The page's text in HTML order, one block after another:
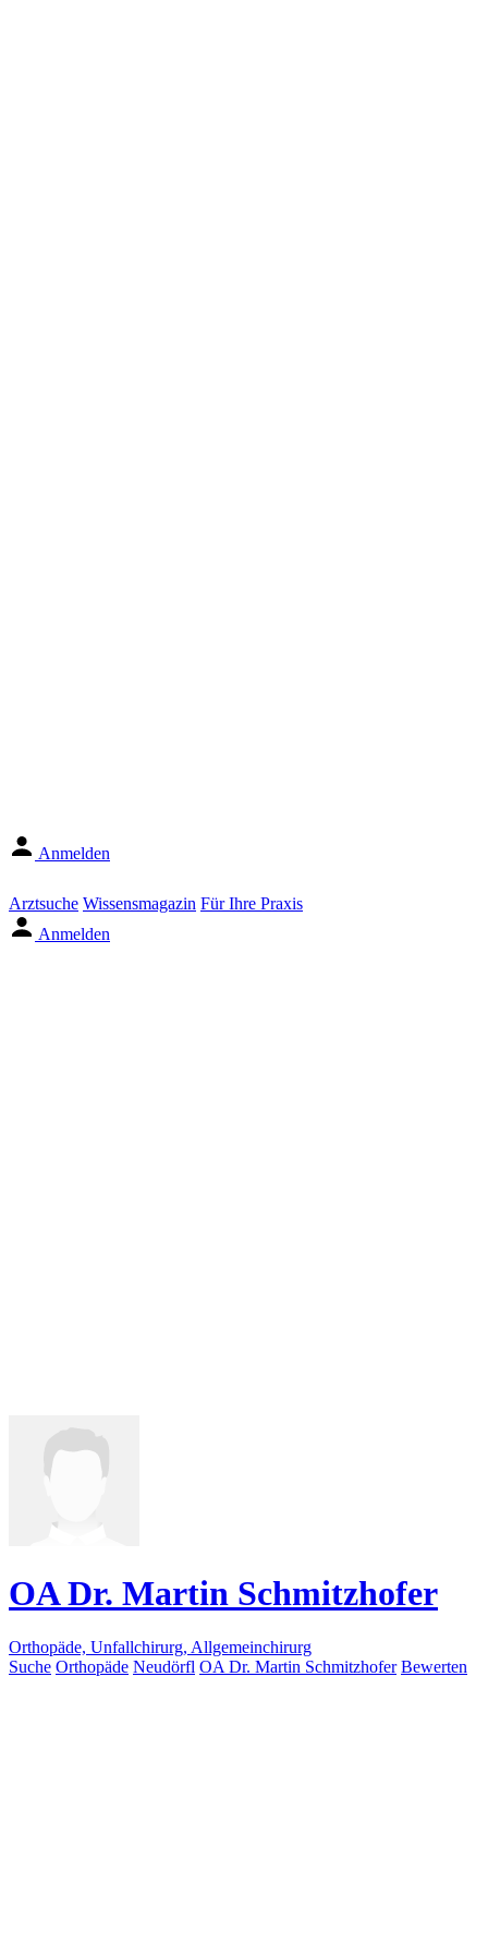
Anmelden
Arztsuche Wissensmagazin Für Ihre Praxis
Anmelden
OA Dr. Martin Schmitzhofer
Orthopäde, Unfallchirurg, Allgemeinchirurg
Suche Orthopäde Neudörfl OA Dr. Martin Schmitzhofer Bewerten